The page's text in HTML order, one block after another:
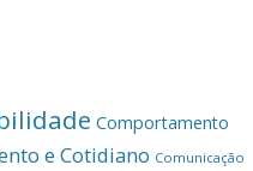
Comportamento
e Cotidiano Comunicação